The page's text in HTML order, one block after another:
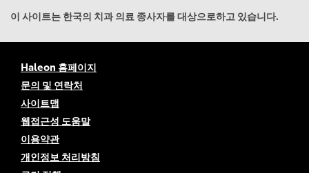
이 사이트는 한국의 치과 의료 종사자를 대상으로하고 있습니다.
Haleon 홈페이지
문의 및 연락처
사이트맵
웹접근성 도움말
이용약관
개인정보 처리방침